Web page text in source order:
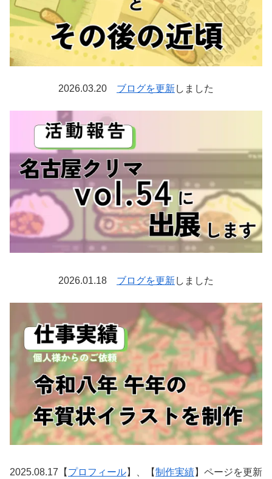
2026.03.20 ブログを更新しました
2026.01.18 ブログを更新しました
2025.08.17【 プロフィール】、【制作実績】ページを更新